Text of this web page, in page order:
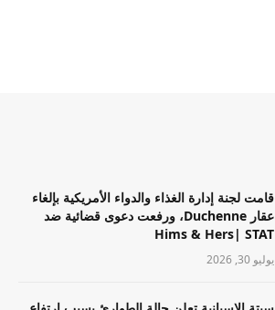
قامت لجنة إدارة الغذاء والدواء الأمريكية بإلغاء
عقار Duchenne، ورفعت دعوى قضائية ضد
Hims & Hers| STAT
يوليو 30, 2026